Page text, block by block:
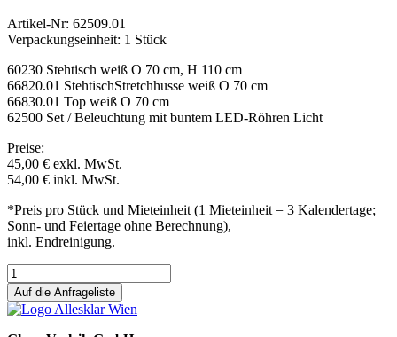
Artikel-Nr: 62509.01
Verpackungseinheit: 1 Stück
60230 Stehtisch weiß O 70 cm, H 110 cm
66820.01 StehtischStretchhusse weiß O 70 cm
66830.01 Top weiß O 70 cm
62500 Set / Beleuchtung mit buntem LED-Röhren Licht
Preise:
45,00 € exkl. MwSt.
54,00 € inkl. MwSt.
*Preis pro Stück und Mieteinheit (1 Mieteinheit = 3 Kalendertage;
Sonn- und Feiertage ohne Berechnung),
inkl. Endreinigung.
Auf die Anfrageliste